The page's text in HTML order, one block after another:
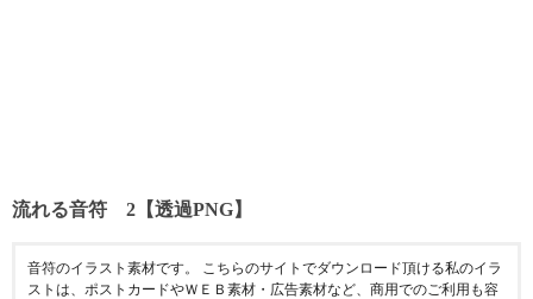
流れる音符 2【透過PNG】
音符のイラスト素材です。 こちらのサイトでダウンロード頂ける私のイラ
ストは、ポストカードやＷＥＢ素材・広告素材など、商用でのご利用も容